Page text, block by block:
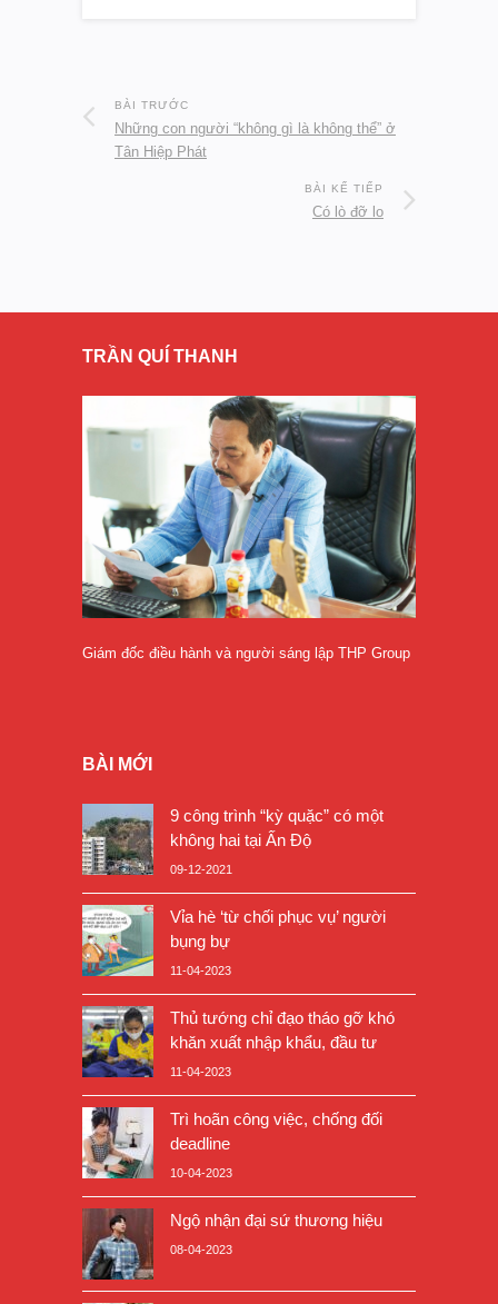
BÀI TRƯỚC
Những con người “không gì là không thể” ở
Tân Hiệp Phát
BÀI KẾ TIẾP
Có lò đỡ lo
TRẦN QUÍ THANH
Giám đốc điều hành và người sáng lập THP Group
BÀI MỚI
9 công trình “kỳ quặc” có một
không hai tại Ấn Độ
09-12-2021
Vỉa hè ‘từ chối phục vụ’ người
bụng bự
11-04-2023
Thủ tướng chỉ đạo tháo gỡ khó
khăn xuất nhập khẩu, đầu tư
11-04-2023
Trì hoãn công việc, chống đối
deadline
10-04-2023
Ngộ nhận đại sứ thương hiệu
08-04-2023